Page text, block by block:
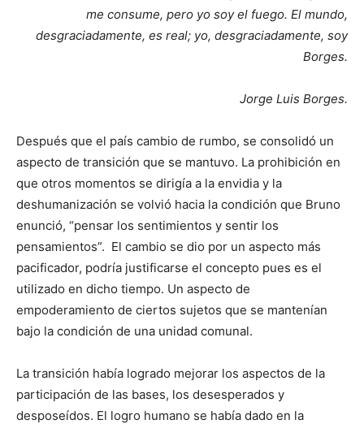
me consume, pero yo soy el fuego. El mundo,
desgraciadamente, es real; yo, desgraciadamente, soy
Borges.
Jorge Luis Borges.
Después que el país cambio de rumbo, se consolidó un
aspecto de transición que se mantuvo. La prohibición en
que otros momentos se dirigía a la envidia y la
deshumanización se volvió hacia la condición que Bruno
enunció, “pensar los sentimientos y sentir los
pensamientos”. El cambio se dio por un aspecto más
pacificador, podría justificarse el concepto pues es el
utilizado en dicho tiempo. Un aspecto de
empoderamiento de ciertos sujetos que se mantenían
bajo la condición de una unidad comunal.
La transición había logrado mejorar los aspectos de la
participación de las bases, los desesperados y
desposeídos. El logro humano se había dado en la